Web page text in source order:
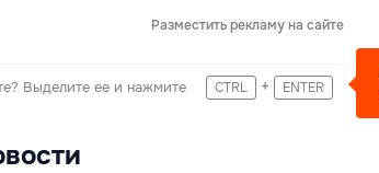
Разместить рекламу на сайте
Выделите ее и нажмите CTRL + ENTER